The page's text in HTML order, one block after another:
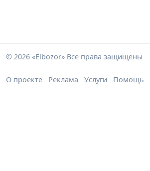
© 2026 «Elbozor» Все права защищены
О проекте Реклама Услуги Помощь